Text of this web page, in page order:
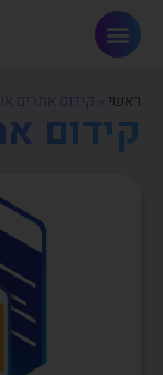
ראשי
קידום